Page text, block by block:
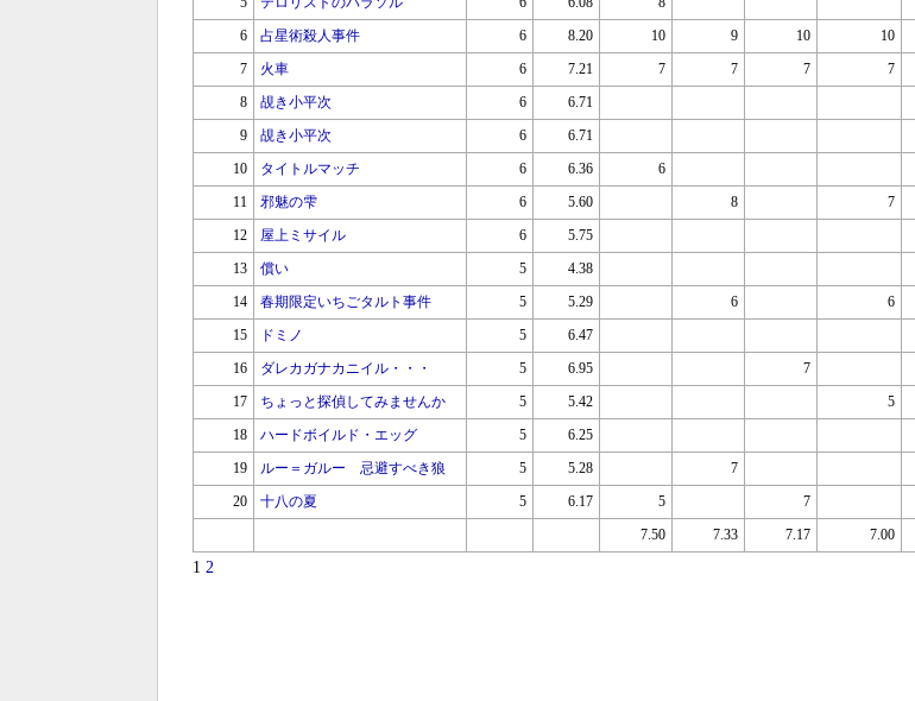
6
占星術殺人事件 6 8.20 10 9 10 10
7
火車 6 7.21 7 7 7 7
8
覘き小平次 6
6.71
9
覘き小平次 6
6.71
10
タイトルマッチ 6 6.36 6
11
邪魅の雫 6 5.60 8
7
12
屋上ミサイル 6
5.75
13
償い 5
4.38
14
春期限定いちごタルト事件 5 5.29 6
6
15
ドミノ 5
6.47
16
ダレカガナカニイル・・・ 5 6.95 7
17
ちょっと探偵してみませんか 5 5.42
5
18
ハードボイルド・エッグ 5
6.25
19
ルー＝ガルー 忌避すべき狼 5 5.28
7
20
十八の夏 5 6.17 5
7
7.50
7.33 7.17 7.00
1 2